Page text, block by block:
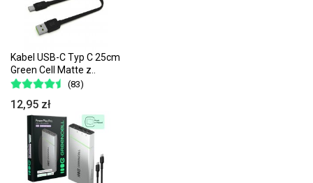
Kabel USB-C Typ C 25cm
Green Cell Matte z..
(83)
12,95 zł